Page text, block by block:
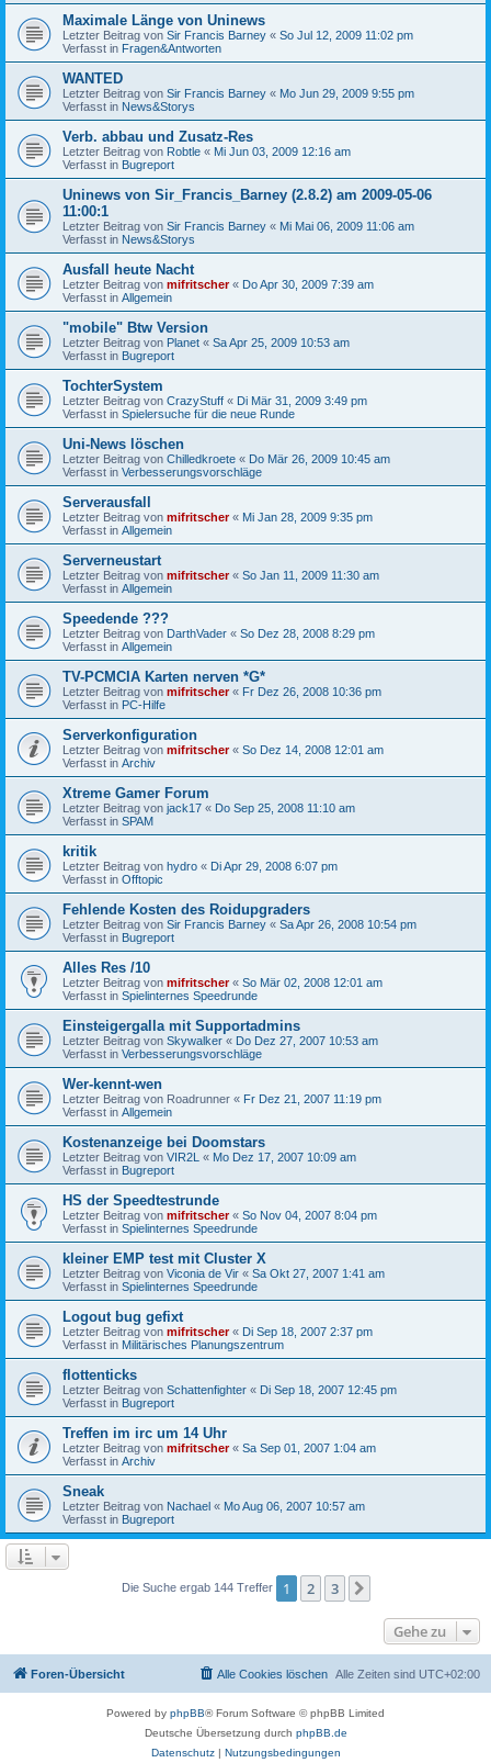
Maximale Länge von Uninews
Letzter Beitrag von Sir Francis Barney « So Jul 12, 2009 11:02 pm
Verfasst in Fragen&Antworten
WANTED
Letzter Beitrag von Sir Francis Barney « Mo Jun 29, 2009 9:55 pm
Verfasst in News&Storys
Verb. abbau und Zusatz-Res
Letzter Beitrag von Robtle « Mi Jun 03, 2009 12:16 am
Verfasst in Bugreport
Uninews von Sir_Francis_Barney (2.8.2) am 2009-05-06
11:00:1
Letzter Beitrag von Sir Francis Barney « Mi Mai 06, 2009 11:06 am
Verfasst in News&Storys
Ausfall heute Nacht
Letzter Beitrag von mifritscher« Do Apr 30, 2009 7:39 am
Verfasst in Allgemein
"mobile" Btw Version
Letzter Beitrag von Planet « Sa Apr 25, 2009 10:53 am
Verfasst in Bugreport
TochterSystem
Letzter Beitrag von CrazyStuff « Di Mär 31, 2009 3:49 pm
Verfasst in Spielersuche für die neue Runde
Uni-News löschen
Letzter Beitrag von Chilledkroete « Do Mär 26, 2009 10:45 am
Verfasst in Verbesserungsvorschläge
Serverausfall
Letzter Beitrag von mifritscher« Mi Jan 28, 2009 9:35 pm
Verfasst in Allgemein
Serverneustart
Letzter Beitrag von mifritscher« So Jan 11, 2009 11:30 am
Verfasst in Allgemein
Speedende ???
Letzter Beitrag von DarthVader « So Dez 28, 2008 8:29 pm
Verfasst in Allgemein
TV-PCMCIA Karten nerven *G*
Letzter Beitrag von mifritscher« Fr Dez 26, 2008 10:36 pm
Verfasst in PC-Hilfe
Serverkonfiguration
Letzter Beitrag von mifritscher« So Dez 14, 2008 12:01 am
Verfasst in Archiv
Xtreme Gamer Forum
Letzter Beitrag von jack17 « Do Sep 25, 2008 11:10 am
Verfasst in SPAM
kritik
Letzter Beitrag von hydro « Di Apr 29, 2008 6:07 pm
Verfasst in Offtopic
Fehlende Kosten des Roidupgraders
Letzter Beitrag von Sir Francis Barney « Sa Apr 26, 2008 10:54 pm
Verfasst in Bugreport
Alles Res /10
Letzter Beitrag von mifritscher« So Mär 02, 2008 12:01 am
Verfasst in Spielinternes Speedrunde
Einsteigergalla mit Supportadmins
Letzter Beitrag von Skywalker « Do Dez 27, 2007 10:53 am
Verfasst in Verbesserungsvorschläge
Wer-kennt-wen
Letzter Beitrag von Roadrunner « Fr Dez 21, 2007 11:19 pm
Verfasst in Allgemein
Kostenanzeige bei Doomstars
Letzter Beitrag von VIR2L « Mo Dez 17, 2007 10:09 am
Verfasst in Bugreport
HS der Speedtestrunde
Letzter Beitrag von mifritscher« So Nov 04, 2007 8:04 pm
Verfasst in Spielinternes Speedrunde
kleiner EMP test mit Cluster X
Letzter Beitrag von Viconia de Vir « Sa Okt 27, 2007 1:41 am
Verfasst in Spielinternes Speedrunde
Logout bug gefixt
Letzter Beitrag von mifritscher« Di Sep 18, 2007 2:37 pm
Verfasst in Militärisches Planungszentrum
flottenticks
Letzter Beitrag von Schattenfighter « Di Sep 18, 2007 12:45 pm
Verfasst in Bugreport
Treffen im irc um 14 Uhr
Letzter Beitrag von mifritscher« Sa Sep 01, 2007 1:04 am
Verfasst in Archiv
Sneak
Letzter Beitrag von Nachael « Mo Aug 06, 2007 10:57 am
Verfasst in Bugreport
Die Suche ergab 144 Treffer 1 2 3
Gehe zu
Foren-Übersicht Alle Zeiten sind UTC+02:00
Alle Cookies löschen
Powered by phpBB® Forum Software © phpBB Limited
Deutsche Übersetzung durch phpBB.de
Datenschutz| Nutzungsbedingungen